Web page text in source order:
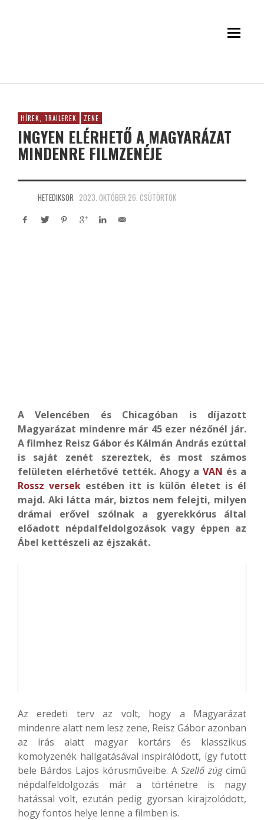
HÍREK, TRAILEREK ZENE
INGYEN ELÉRHETŐ A MAGYARÁZAT
MINDENRE FILMZENÉJE
HETEDIKSOR 2023. OKTÓBER 26. CSÜTÖRTÖK
A Velencében és Chicagóban is díjazott
Magyarázat mindenre már 45 ezer nézőnél jár.
A filmhez Reisz Gábor és Kálmán András ezúttal
is saját zenét szereztek, és most számos
felületen elérhetővé tették. Ahogy a VAN és a
Rossz versek estében itt is külön életet is él
majd. Aki látta már, biztos nem felejti, milyen
drámai erővel szólnak a gyerekkórus által
előadott népdalfeldolgozások vagy éppen az
Ábel kettészeli az éjszakát.
Az eredeti terv az volt, hogy a Magyarázat
mindenre alatt nem lesz zene, Reisz Gábor azonban
az írás alatt magyar kortárs és klasszikus
komolyzenék hallgatásával inspirálódott, így futott
bele Bárdos Lajos kórusműveibe. A Szellő zúgcímű
népdalfeldolgozás már a történetre is nagy
hatással volt, ezután pedig gyorsan kirajzolódott,
hogy fontos helye lenne a filmben is.